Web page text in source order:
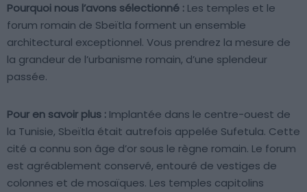
Pourquoi nous l’avons sélectionné : Les temples et le
forum romain de Sbeïtla forment un ensemble
architectural exceptionnel. Vous prendrez la mesure de
la grandeur de l’urbanisme romain, d’une splendeur
passée.
Pour en savoir plus : Implantée dans le centre-ouest de
la Tunisie, Sbeïtla était autrefois appelée Sufetula. Cette
cité a connu son âge d’or sous le règne romain. Le forum
est agréablement conservé, entouré de vestiges de
colonnes et de mosaïques. Les temples capitolins